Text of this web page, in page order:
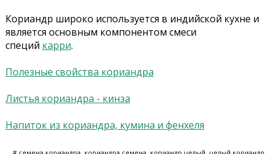
Кориандр широко используется в индийской кухне и
является основным компонентом смеси
специй карри.
Полезные свойства кориандра
Листья кориандра - кинза
Напиток из кориандра, кумина и фенхеля